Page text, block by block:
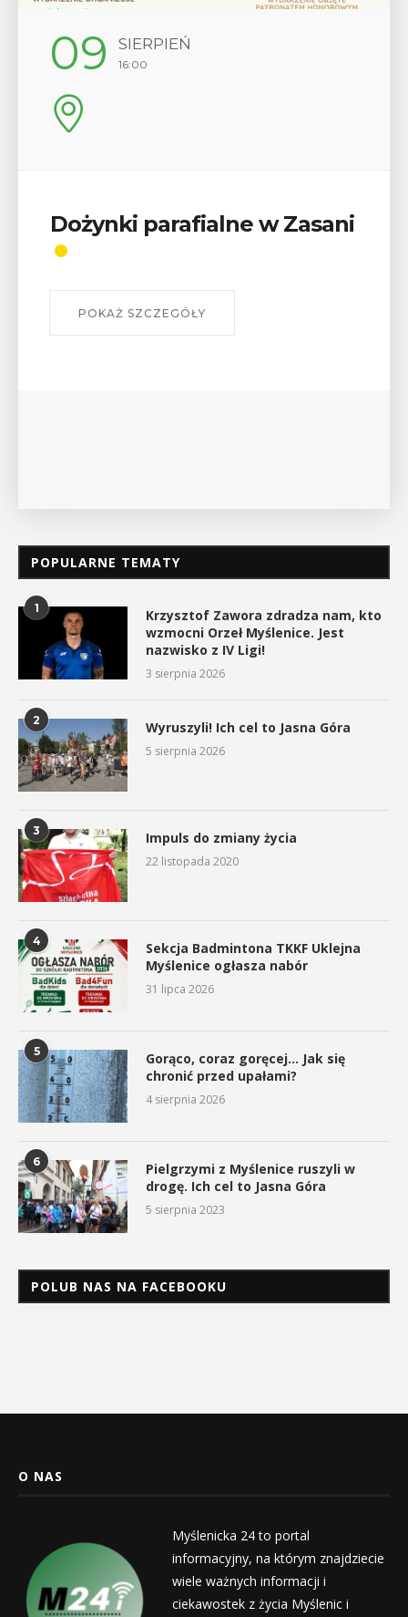
09 SIERPIEŃ
16:00
Dożynki parafialne w Zasani
POKAŻ SZCZEGÓŁY
POPULARNE TEMATY
1
Krzysztof Zawora zdradza nam, kto
wzmocni Orzeł Myślenice. Jest
nazwisko z IV Ligi!
3 sierpnia 2026
2 Wyruszyli! Ich cel to Jasna Góra
5 sierpnia 2026
3 Impuls do zmiany życia
22 listopada 2020
4
Sekcja Badmintona TKKF Uklejna
Myślenice ogłasza nabór
31 lipca 2026
5
Gorąco, coraz goręcej… Jak się
chronić przed upałami?
4 sierpnia 2026
6
Pielgrzymi z Myślenice ruszyli w
drogę. Ich cel to Jasna Góra
5 sierpnia 2023
POLUB NAS NA FACEBOOKU
O NAS
Myślenicka 24 to portal
informacyjny, na którym znajdziecie
wiele ważnych informacji i
ciekawostek z życia Myślenic i